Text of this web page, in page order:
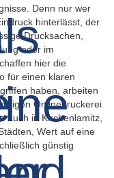
Denn nur wer
hinterlässt, der
Drucksachen,
oder im
hier die
für einen klaren
haben, arbeiten
Onlinedruckerei
auch in Kirchenlamitz,
Wert auf eine
günstig